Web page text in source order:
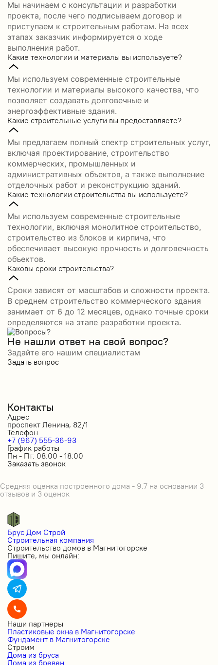
Мы начинаем с консультации и разработки
проекта, после чего подписываем договор и
приступаем к строительным работам. На всех
этапах заказчик информируется о ходе
выполнения работ.
Какие технологии и материалы вы используете?
Мы используем современные строительные
технологии и материалы высокого качества, что
позволяет создавать долговечные и
энергоэффективные здания.
Какие строительные услуги вы предоставляете?
Мы предлагаем полный спектр строительных услуг,
включая проектирование, строительство
коммерческих, промышленных и
административных объектов, а также выполнение
отделочных работ и реконструкцию зданий.
Какие технологии строительства вы используете?
Мы используем современные строительные
технологии, включая монолитное строительство,
строительство из блоков и кирпича, что
обеспечивает высокую прочность и долговечность
объектов.
Каковы сроки строительства?
Сроки зависят от масштабов и сложности проекта.
В среднем строительство коммерческого здания
занимает от 6 до 12 месяцев, однако точные сроки
определяются на этапе разработки проекта.
Не нашли ответ на свой вопрос?
Задайте его нашим специалистам
Задать вопрос
Контакты
Адрес
проспект Ленина, 82/1
Телефон
+7 (967) 555-36-93
График работы
Пн - Пт: 08:00 - 18:00
Заказать звонок
Средняя оценка построенного дома - 9.7 на основании 3
отзывов и 3 оценок
Брус Дом Строй
Строительная компания
Строительство домов в Магнитогорске
Пишите, мы онлайн:
Наши партнеры
Пластиковые окна в Магнитогорске
Фундамент в Магнитогорске
Строим
Дома из бруса
Дома из бревен